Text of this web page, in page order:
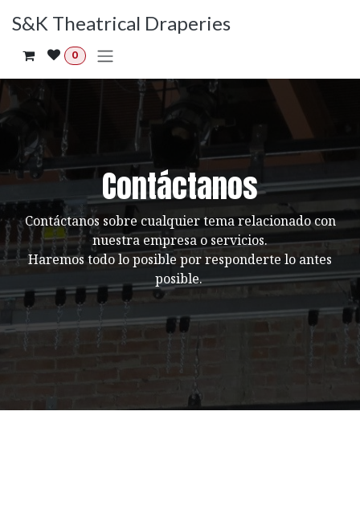
S&K Theatrical Draperies
0
Contáctanos
Contáctanos sobre cualquier tema relacionado con
nuestra empresa o servicios.
Haremos todo lo posible por responderte lo antes
posible.